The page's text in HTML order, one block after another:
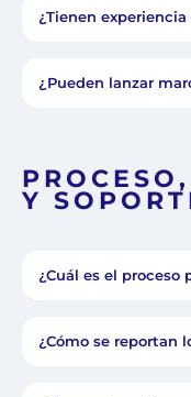
¿Tienen
¿Pueden lanzar
Y
¿Cuál es el proceso
¿Cómo se reportan